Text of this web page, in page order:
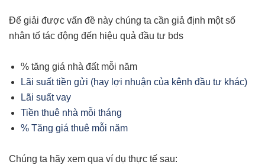
Để giải được vấn đề này chúng ta cần giả định một số
nhân tố tác động đến hiệu quả đầu tư bds
% tăng giá nhà đất mỗi năm
Lãi suất tiền gửi (hay lợi nhuận của kênh đầu tư khác)
Lãi suất vay
Tiền thuê nhà mỗi tháng
% Tăng giá thuê mỗi năm
Chúng ta hãy xem qua ví dụ thực tế sau: